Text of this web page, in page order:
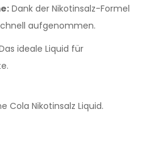
Dank der Nikotinsalz-Formel
aufgenommen.
ideale Liquid für
Cola Nikotinsalz Liquid.